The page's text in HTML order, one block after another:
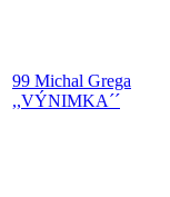
99 Michal Grega
,,VÝNIMKA´´